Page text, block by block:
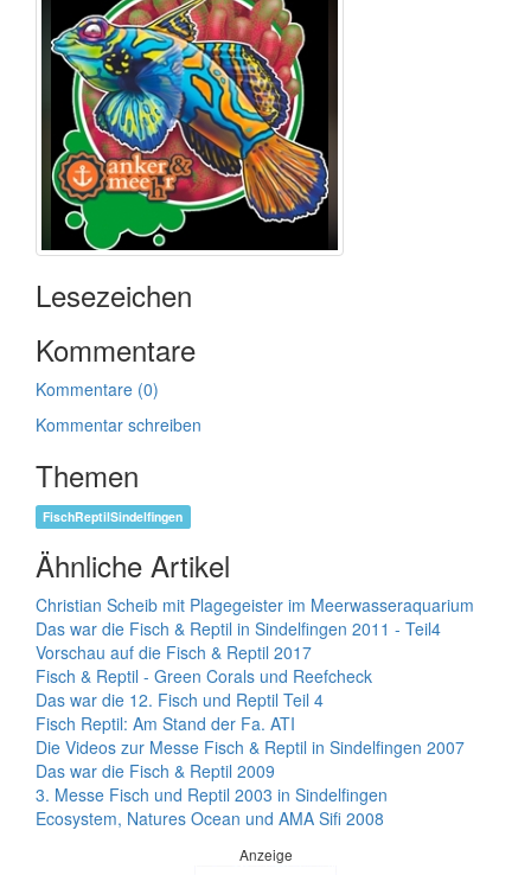
Lesezeichen
Kommentare
Kommentare (0)
Kommentar schreiben
Themen
FischReptilSindelfingen
Ähnliche Artikel
Christian Scheib mit Plagegeister im Meerwasseraquarium
Das war die Fisch & Reptil in Sindelfingen 2011 - Teil4
Vorschau auf die Fisch & Reptil 2017
Fisch & Reptil - Green Corals und Reefcheck
Das war die 12. Fisch und Reptil Teil 4
Fisch Reptil: Am Stand der Fa. ATI
Die Videos zur Messe Fisch & Reptil in Sindelfingen 2007
Das war die Fisch & Reptil 2009
3. Messe Fisch und Reptil 2003 in Sindelfingen
Ecosystem, Natures Ocean und AMA Sifi 2008
Anzeige